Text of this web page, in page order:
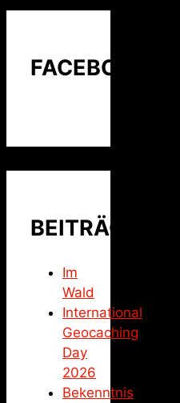
FACEBOOK
BEITRÄGE
Im
Wald
International
Geocaching
Day
2026
Bekenntnis